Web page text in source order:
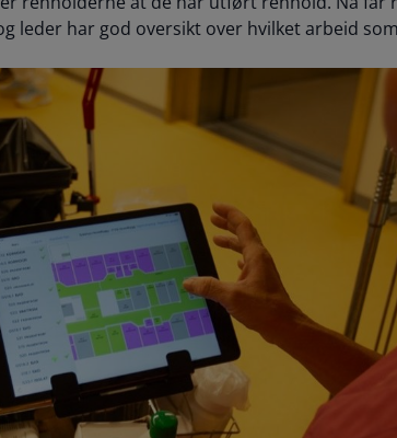
leder har god oversikt over hvilket arbeid